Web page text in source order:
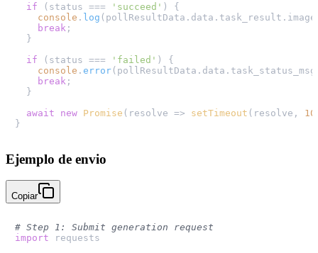
if (status === 'succeed' ) {
console . log (pollResultData. data . task_result .
break ;
  }
if (status === 'failed' ) {
console . error (pollResultData. data . task_status_msg
break ;
  }
await
new Promise ( resolve => setTimeout (resolve,
Ejemplo de envio
Copiar
# Step 1: Submit generation request
import requests